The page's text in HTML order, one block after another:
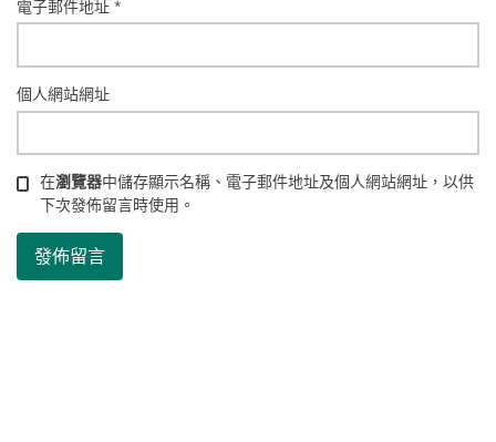
電子郵件地址*
個人網站網址
在瀏覽器中儲存顯示名稱、電子郵件地址及個人網站網址，以供
下次發佈留言時使用。